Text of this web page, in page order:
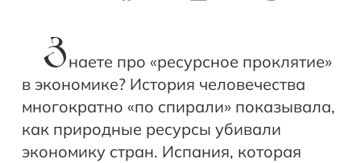
Знаете про «ресурсное проклятие»
в экономике? История человечества
многократно «по спирали» показывала,
как природные ресурсы убивали
экономику стран. Испания, которая